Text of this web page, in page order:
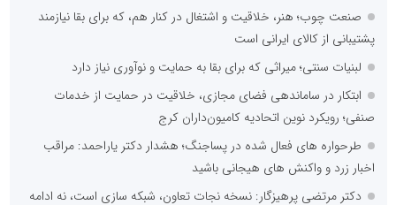
صنعت چوب؛ هنر، خلاقیت و اشتغال در کنار هم، که برای بقا نیازمند
پشتیبانی از کالای ایرانی است
لبنیات سنتی؛ میراثی که برای بقا به حمایت و نوآوری نیاز دارد
ابتکار در ساماندهی فضای مجازی، خلاقیت در حمایت از خدمات
صنفی؛ رویکرد نوین اتحادیه کامیون‌داران کرج
طرحواره های فعال شده در پساجنگ؛ هشدار دکتر یاراحمد: مراقب
اخبار زرد و واکنش های هیجانی باشید
دکتر مرتضی پرهیزگار: نسخه نجات تعاون، شبکه سازی است، نه ادامه